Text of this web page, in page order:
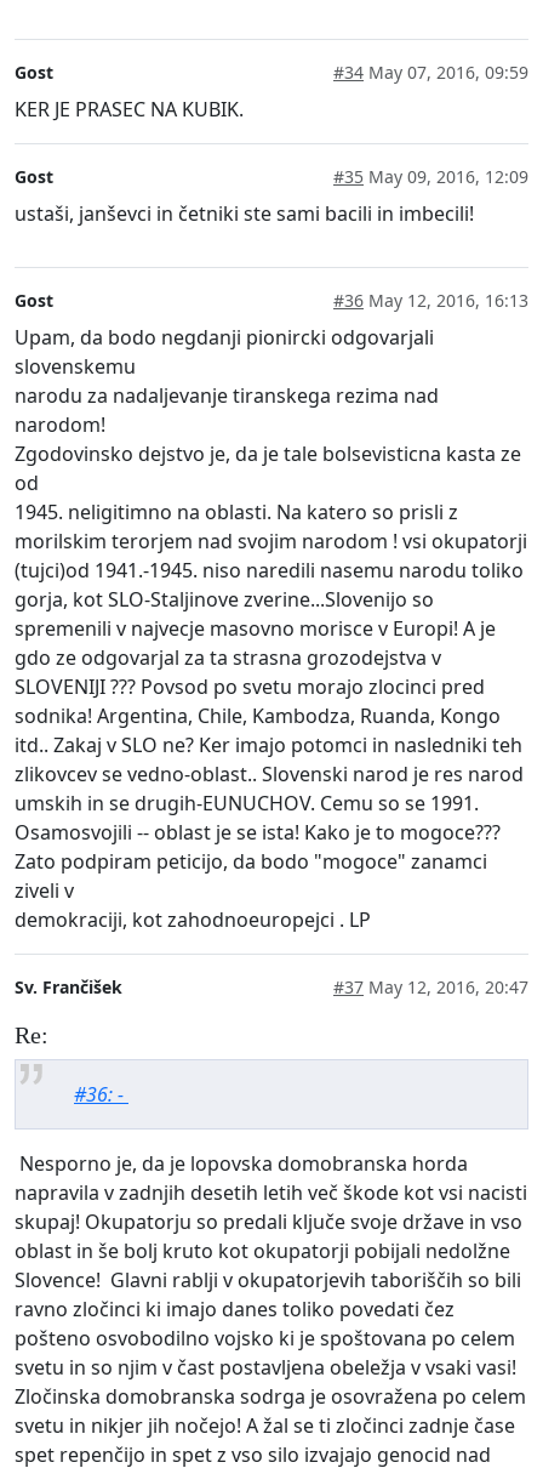
Gost #34 May 07, 2016, 09:59
KER JE PRASEC NA KUBIK.
Gost #35 May 09, 2016, 12:09
ustaši, janševci in četniki ste sami bacili in imbecili!
Gost #36 May 12, 2016, 16:13
Upam, da bodo negdanji pionircki odgovarjali
slovenskemu
narodu za nadaljevanje tiranskega rezima nad
narodom!
Zgodovinsko dejstvo je, da je tale bolsevisticna kasta ze
od
1945. neligitimno na oblasti. Na katero so prisli z
morilskim terorjem nad svojim narodom ! vsi okupatorji
(tujci)od 1941.-1945. niso naredili nasemu narodu toliko
gorja, kot SLO-Staljinove zverine...Slovenijo so
spremenili v najvecje masovno morisce v Europi! A je
gdo ze odgovarjal za ta strasna grozodejstva v
SLOVENIJI ??? Povsod po svetu morajo zlocinci pred
sodnika! Argentina, Chile, Kambodza, Ruanda, Kongo
itd.. Zakaj v SLO ne? Ker imajo potomci in nasledniki teh
zlikovcev se vedno-oblast.. Slovenski narod je res narod
umskih in se drugih-EUNUCHOV. Cemu so se 1991.
Osamosvojili -- oblast je se ista! Kako je to mogoce???
Zato podpiram peticijo, da bodo "mogoce" zanamci
ziveli v
demokraciji, kot zahodnoeuropejci . LP
Sv. Frančišek #37 May 12, 2016, 20:47
Re:
#36: -
Nesporno je, da je lopovska domobranska horda
napravila v zadnjih desetih letih več škode kot vsi nacisti
skupaj! Okupatorju so predali ključe svoje države in vso
oblast in še bolj kruto kot okupatorji pobijali nedolžne
Slovence! Glavni rablji v okupatorjevih taboriščih so bili
ravno zločinci ki imajo danes toliko povedati čez
pošteno osvobodilno vojsko ki je spoštovana po celem
svetu in so njim v čast postavljena obeležja v vsaki vasi!
Zločinska domobranska sodrga je osovražena po celem
svetu in nikjer jih nočejo! A žal se ti zločinci zadnje čase
spet repenčijo in spet z vso silo izvajajo genocid nad